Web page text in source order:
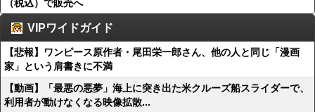
（税込）で販売へ
VIPワイドガイド
【悲報】ワンピース原作者・尾田栄一郎さん、他の人と同じ「漫画
家」という肩書きに不満
【動画】「最悪の悪夢」海上に突き出た米クルーズ船スライダーで、
利用者が動けなくなる映像拡散...